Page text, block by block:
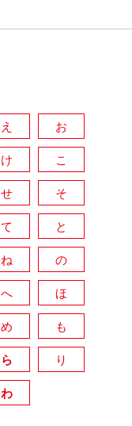
え お
け こ
せ そ
て と
ね の
へ ほ
め も
ら り
わ